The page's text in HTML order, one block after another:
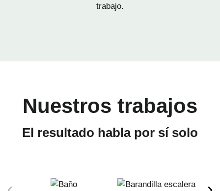
trabajo.
Nuestros trabajos
El resultado habla por sí solo